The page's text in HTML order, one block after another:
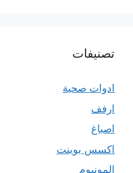
تصنيفات
ادوات صحية
ارفف
اصباغ
اكسس بوينت
المونيوم